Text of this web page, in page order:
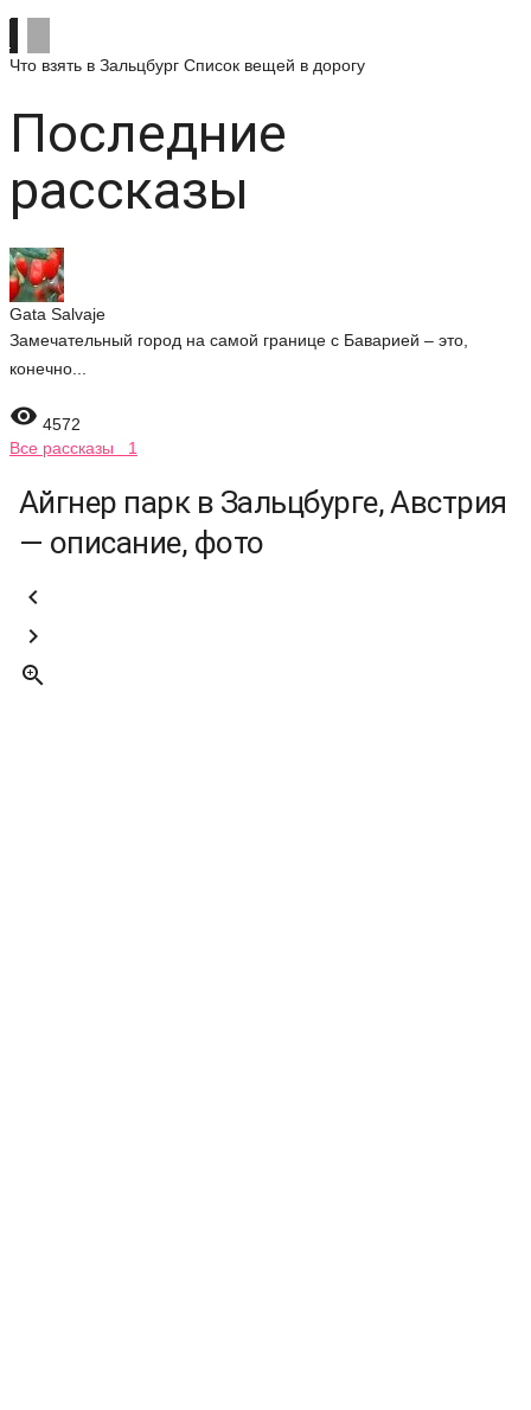
Что взять в Зальцбург Список вещей в дорогу
Последние
рассказы
Gata Salvaje
Замечательный город на самой границе с Баварией – это,
конечно...
 4572
Все рассказы 1
Айгнер парк в Зальцбурге, Австрия
— описание, фото


